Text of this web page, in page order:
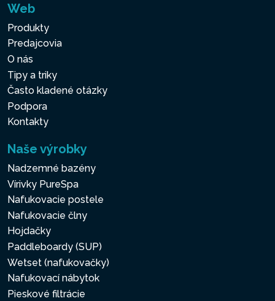
Web
Produkty
Predajcovia
O nás
Tipy a triky
Často kladené otázky
Podpora
Kontakty
Naše výrobky
Nadzemné bazény
Vírivky PureSpa
Nafukovacie postele
Nafukovacie člny
Hojdačky
Paddleboardy (SUP)
Wetset (nafukovačky)
Nafukovací nábytok
Pieskové filtrácie